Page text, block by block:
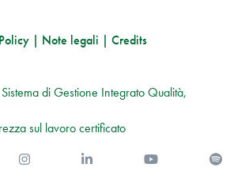
| Note legali | Credits
Sistema di Gestione Integrato Qualità,
sul lavoro certificato
You Tube